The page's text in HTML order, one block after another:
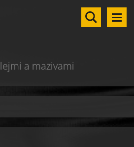
a mazivami